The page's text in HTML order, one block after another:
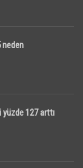
neden
127 arttı